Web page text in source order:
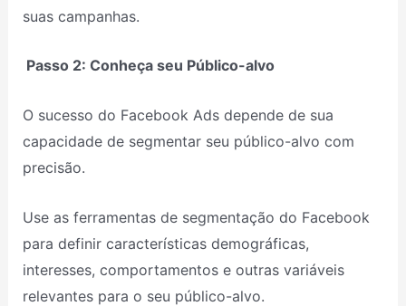
suas campanhas.
Passo 2: Conheça seu Público-alvo
O sucesso do Facebook Ads depende de sua
capacidade de segmentar seu público-alvo com
precisão.
Use as ferramentas de segmentação do Facebook
para definir características demográficas,
interesses, comportamentos e outras variáveis
relevantes para o seu público-alvo.